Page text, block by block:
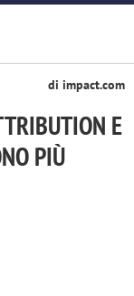
di impact.com
E
PIÙ